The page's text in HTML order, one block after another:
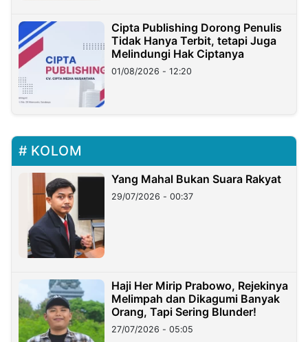
Cipta Publishing Dorong Penulis
Tidak Hanya Terbit, tetapi Juga
Melindungi Hak Ciptanya
01/08/2026 - 12:20
KOLOM
Yang Mahal Bukan Suara Rakyat
29/07/2026 - 00:37
Haji Her Mirip Prabowo, Rejekinya
Melimpah dan Dikagumi Banyak
Orang, Tapi Sering Blunder!
27/07/2026 - 05:05